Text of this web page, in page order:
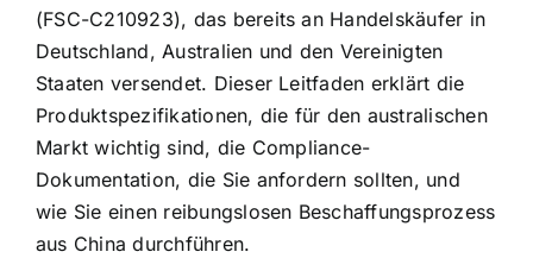
(FSC-C210923), das bereits an Handelskäufer in
Deutschland, Australien und den Vereinigten
Staaten versendet. Dieser Leitfaden erklärt die
Produktspezifikationen, die für den australischen
Markt wichtig sind, die Compliance-
Dokumentation, die Sie anfordern sollten, und
wie Sie einen reibungslosen Beschaffungsprozess
aus China durchführen.